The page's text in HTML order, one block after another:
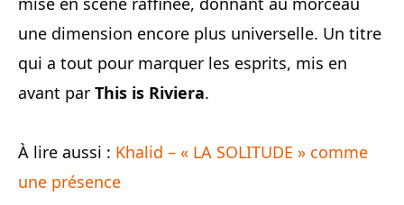
une dimension encore plus universelle. Un titre
qui a tout pour marquer les esprits, mis en
avant par This is Riviera.
À lire aussi : Khalid – « LA SOLITUDE » comme
une présence